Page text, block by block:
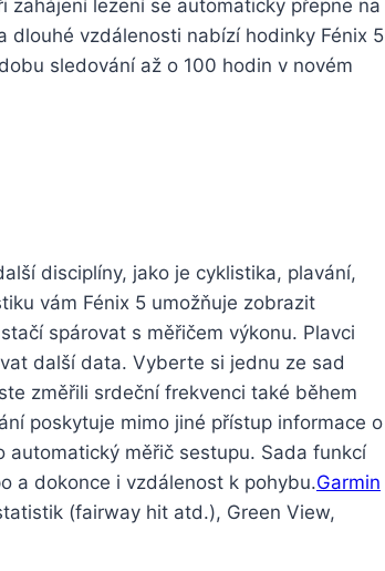
lezení se automaticky přepne na
dlouhé vzdálenosti nabízí hodinky Fénix 5
sledování až o 100 hodin v novém
disciplíny, jako je cyklistika, plavání,
vám Fénix 5 umožňuje zobrazit
spárovat s měřičem výkonu. Plavci
další data. Vyberte si jednu ze sad
změřili srdeční frekvenci také během
poskytuje mimo jiné přístup informace o
měřič sestupu. Sada funkcí
a dokonce i vzdálenost k pohybu.Garmin
(fairway hit atd.), Green View,